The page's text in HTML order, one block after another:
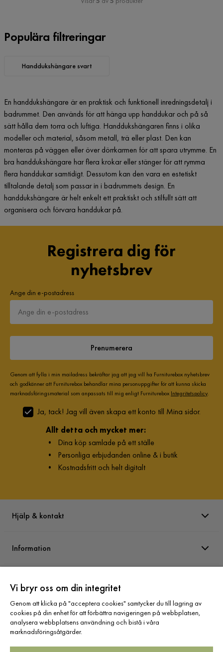
Populära filtreringar
Handdukshängare svart
En handdukshängare är en praktisk och funktionell inredningsdetalj i
badrummet. Den används för att hänga upp handdukar och på så
sätt hålla dem torra och luftiga. Handdukshängaren finns i olika
modeller och material, såsom metall, trä eller plast. Den kan
monteras på väggen eller över dörrkarmen för att spara utrymme. En
bra handdukshängare har flera krokar eller stänger för att rymma
flera handdukar samtidigt. Dessutom kan den vara en estetiskt
tilltalande detalj som passar in i badrummets design. En
handdukshängare är helt enkelt ett praktiskt och stilfullt sätt att
organisera och förvara handdukar på.
Registrera dig för
nyhetsbrev
Ange din e-postadress
Prenumerera
Genom att fylla i min mailadress bekräftar jag att jag vill ha Furniturebox nyhetsbrev
och godkänner att Furniturebox behandlar mina personuppgifter för att kunna skicka
marknadsföringsmaterial som anpassats till mig enligt Furniturebox Integritetspolicy.
Ja, tack! Jag vill även skapa ett konto till Mina sidor.
Allt detta och mycket mer:
• Dina köp samlade på ett ställe
• Personliga erbjudanden online & i butik
• Kostnadsfritt och helt digitalt
Hjälp & kontakt
Information
Sortiment
Vi bryr oss om din integritet
Genom att klicka på "acceptera cookies" samtycker du till lagring av
cookies på din enhet för att förbättra navigeringen på webbplatsen,
analysera webbplatsens användning och bistå i våra
marknadsföringsåtgärder.